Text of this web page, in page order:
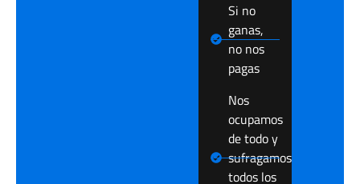
Si no
ganas,
no nos
pagas
Nos
ocupamos
de todo y
sufragamos
todos los